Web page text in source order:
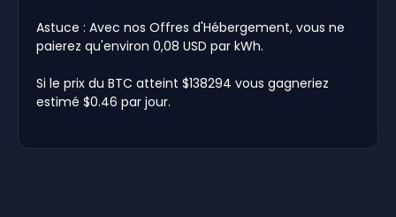
Astuce : Avec nos Offres d'Hébergement, vous ne
paierez qu'environ 0,08 USD par kWh.
Si le prix du BTC atteint $138294 vous gagneriez
estimé $0.46 par jour.